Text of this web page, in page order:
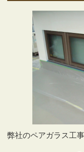
弊社のペアガラス工